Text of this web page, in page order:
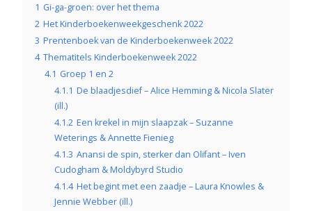
1 Gi-ga-groen: over het thema
2 Het Kinderboekenweekgeschenk 2022
3 Prentenboek van de Kinderboekenweek 2022
4 Thematitels Kinderboekenweek 2022
4.1 Groep 1 en 2
4.1.1 De blaadjesdief – Alice Hemming & Nicola Slater
(ill.)
4.1.2 Een krekel in mijn slaapzak – Suzanne
Weterings & Annette Fienieg
4.1.3 Anansi de spin, sterker dan Olifant – Iven
Cudogham & Moldybyrd Studio
4.1.4 Het begint met een zaadje – Laura Knowles &
Jennie Webber (ill.)